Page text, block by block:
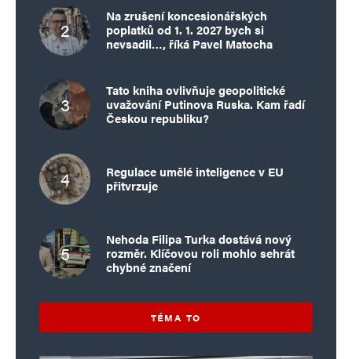
Na zrušení koncesionářských
poplatků od 1. 1. 2027 bych si
nevsadil…, říká Pavel Matocha
Tato kniha ovlivňuje geopolitické
uvažování Putinova Ruska. Kam řadí
Českou republiku?
Regulace umělé inteligence v EU
přitvrzuje
Nehoda Filipa Turka dostává nový
rozměr. Klíčovou roli mohlo sehrát
chybné značení
TÉMA TO